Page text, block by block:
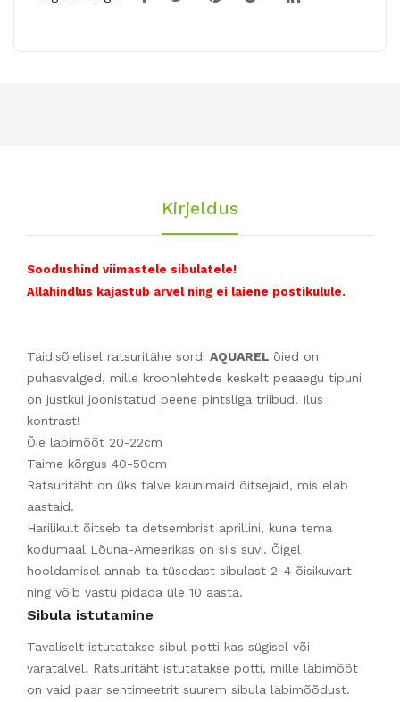
Kirjeldus
Soodushind viimastele sibulatele!
Allahindlus kajastub arvel ning ei laiene postikulule.
Täidisõielisel ratsuritähe sordi AQUAREL õied on
puhasvalged, mille kroonlehtede keskelt peaaegu tipuni
on justkui joonistatud peene pintsliga triibud. Ilus
kontrast!
Õie läbimõõt 20-22cm
Taime kõrgus 40-50cm
Ratsuritäht on üks talve kaunimaid õitsejaid, mis elab
aastaid.
Harilikult õitseb ta detsembrist aprillini, kuna tema
kodumaal Lõuna-Ameerikas on siis suvi. Õigel
hooldamisel annab ta tüsedast sibulast 2-4 õisikuvart
ning võib vastu pidada üle 10 aasta.
Sibula istutamine
Tavaliselt istutatakse sibul potti kas sügisel või
varatalvel. Ratsuritäht istutatakse potti, mille läbimõõt
on vaid paar sentimeetrit suurem sibula läbimõõdust.